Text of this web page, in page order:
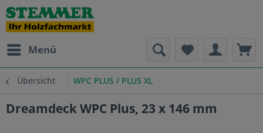
Menü
Übersicht WPC PLUS / PLUS XL
Dreamdeck WPC Plus, 23 x 146 mm